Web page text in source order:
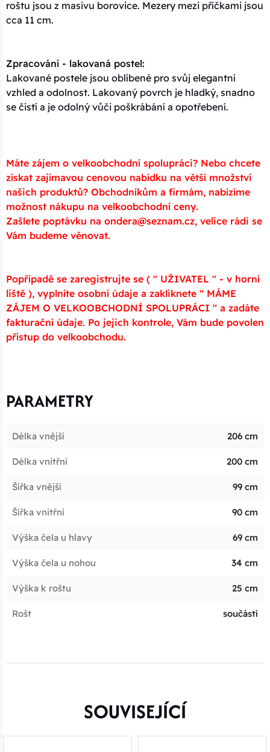
roštu jsou z masivu borovice. Mezery mezi příčkami jsou
cca 11 cm.
Zpracování - lakovaná postel:
Lakované postele jsou oblíbené pro svůj elegantní
vzhled a odolnost. Lakovaný povrch je hladký, snadno
se čistí a je odolný vůči poškrábání a opotřebení.
Máte zájem o velkoobchodní spolupráci? Nebo chcete
získat zajímavou cenovou nabídku na větší množství
našich produktů? Obchodníkům a firmám, nabízíme
možnost nákupu na velkoobchodní ceny.
Zašlete poptávku na ondera@seznam.cz, velice rádi se
Vám budeme věnovat.
Popřípadě se zaregistrujte se ( " UŽIVATEL " - v horní
liště ), vyplníte osobní údaje a zakliknete " MÁME
ZÁJEM O VELKOOBCHODNÍ SPOLUPRÁCI " a zadáte
fakturační údaje. Po jejich kontrole, Vám bude povolen
přístup do velkoobchodu.
PARAMETRY
Délka vnější 206 cm
Délka vnitřní 200 cm
Šířka vnější 99 cm
Šířka vnitřní 90 cm
Výška čela u hlavy 69 cm
Výška čela u nohou 34 cm
Výška k roštu 25 cm
Rošt součástí
SOUVISEJÍCÍ